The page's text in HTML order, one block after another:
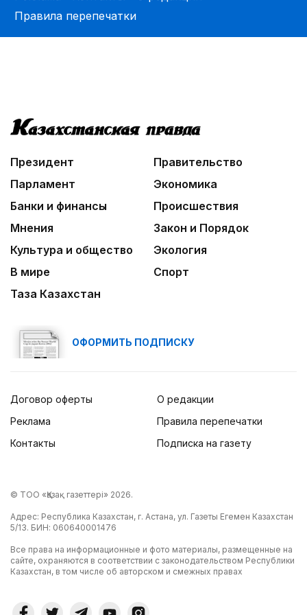
Легендарная велогонка
Мой Абай
Правила перепечатки
Президент
Правительство
Парламент
Экономика
Банки и финансы
Происшествия
Мнения
Закон и Порядок
Культура и общество
Экология
В мире
Спорт
Таза Казахстан
ОФОРМИТЬ ПОДПИСКУ
Договор оферты
Реклама
Контакты
О редакции
Правила перепечатки
Подписка на газету
© ТОО «Қазақ газеттері» 2026.
Адрес: Республика Казахстан, г. Астана, ул. Газеты Егемен Казахстан
5/13. БИН: 060640001476
Все права на информационные и фото материалы, размещенные на
сайте, охраняются в соответствии с законодательством Республики
Казахстан, в том числе об авторском и смежных правах